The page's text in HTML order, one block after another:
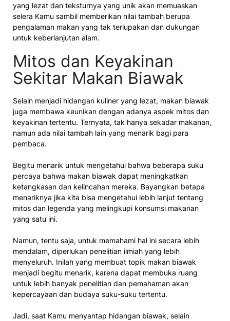
yang lezat dan teksturnya yang unik akan memuaskan
selera Kamu sambil memberikan nilai tambah berupa
pengalaman makan yang tak terlupakan dan dukungan
untuk keberlanjutan alam.
Mitos dan Keyakinan
Sekitar Makan Biawak
Selain menjadi hidangan kuliner yang lezat, makan biawak
juga membawa keunikan dengan adanya aspek mitos dan
keyakinan tertentu. Ternyata, tak hanya sekadar makanan,
namun ada nilai tambah lain yang menarik bagi para
pembaca.
Begitu menarik untuk mengetahui bahwa beberapa suku
percaya bahwa makan biawak dapat meningkatkan
ketangkasan dan kelincahan mereka. Bayangkan betapa
menariknya jika kita bisa mengetahui lebih lanjut tentang
mitos dan legenda yang melingkupi konsumsi makanan
yang satu ini.
Namun, tentu saja, untuk memahami hal ini secara lebih
mendalam, diperlukan penelitian ilmiah yang lebih
menyeluruh. Inilah yang membuat topik makan biawak
menjadi begitu menarik, karena dapat membuka ruang
untuk lebih banyak penelitian dan pemahaman akan
kepercayaan dan budaya suku-suku tertentu.
Jadi, saat Kamu menyantap hidangan biawak, selain